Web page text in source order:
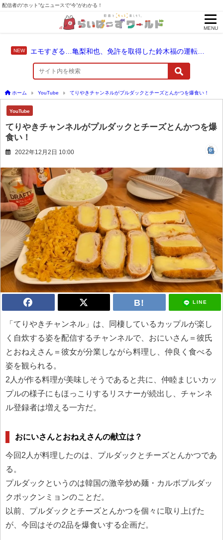
配信者の“ホット”なニュースで“今”がわかる！
MENU
エモすぎる…亀梨和也、免許を取得した鈴木福の運転でドライブ！
ホーム YouTube てりやきチャンネルがプルダックとチーズとんかつを爆食い！
YouTube
てりやきチャンネルがプルダックとチーズとんかつを爆
食い！
2022年12月2日 10:00
LINE
「てりやきチャンネル」は、同棲しているカップルが楽し
く自炊する姿を配信するチャンネルで、おにいさん＝彼氏
とおねえさん＝彼女が分業しながら料理し、仲良く食べる
姿を観られる。
2人が作る料理が美味しそうであると共に、仲睦まじいカッ
プルの様子にもほっこりするリスナーが続出し、チャンネ
ル登録者は増える一方だ。
おにいさんとおねえさんの献立は？
今回2人が料理したのは、プルダックとチーズとんかつであ
る。
プルダックというのは韓国の激辛炒め麺・カルボプルダッ
クポックンミョンのことだ。
以前、プルダックとチーズとんかつを個々に取り上げた
が、今回はその2品を爆食いする企画だ。